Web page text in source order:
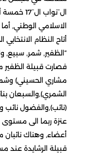
ال¯نواب ال¯17
الاسلامي الوطني, أما
أتاح النظام الانتخابي
“الظفير, شمر, سبيع,
فصارت قبيلة الظفير ممثلة
مشاري الحسيني) وشمر
الشمري),والسبعان
(نائب),والفضول نائب واحد
عنزة ربما الى مستوى غير
أعضاء, وهناك نائبان من
قبيلة الرشايدة عند مستوى